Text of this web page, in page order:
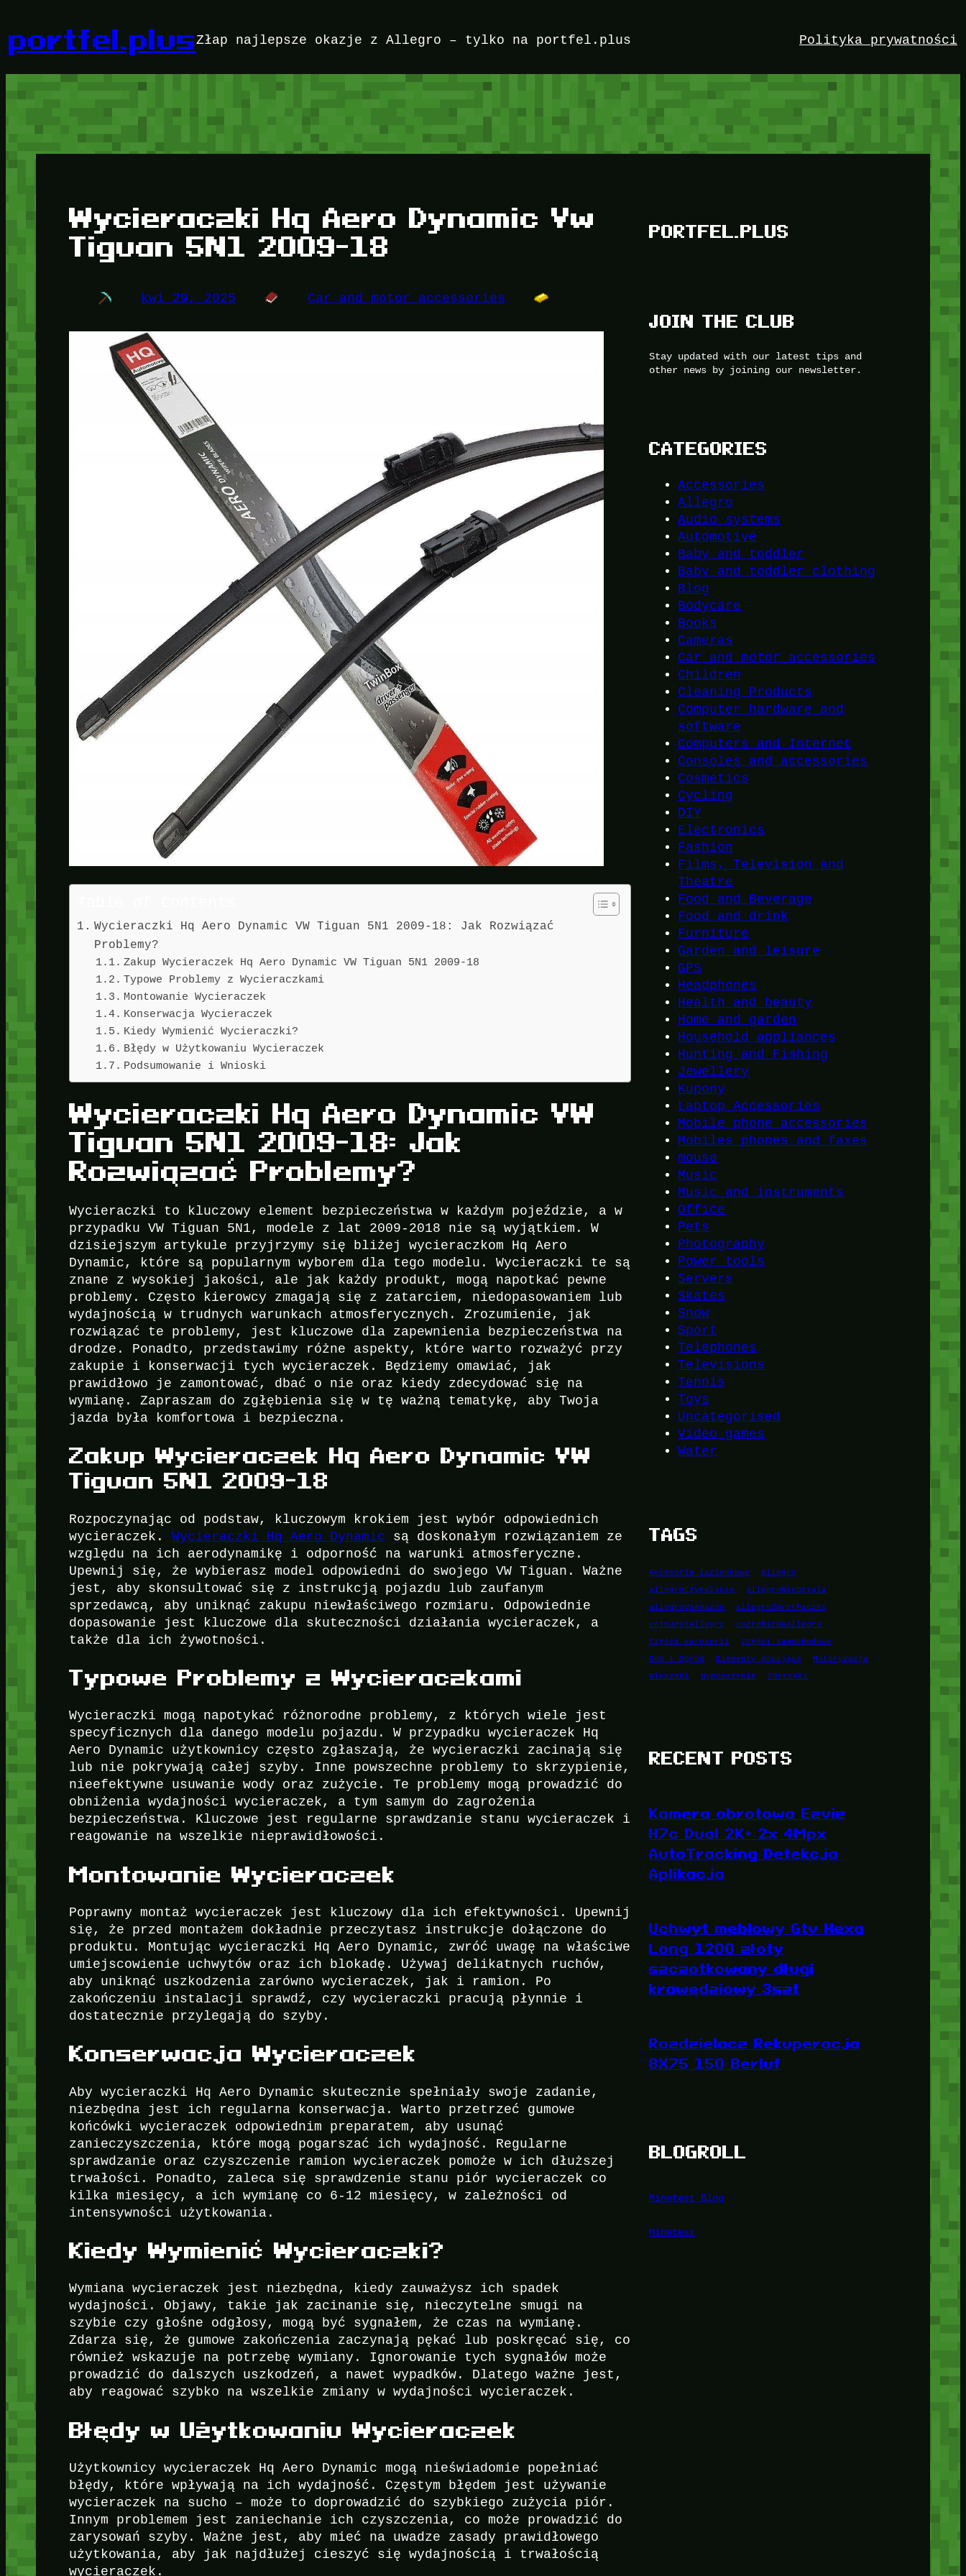
treści
portfel.plusZłap najlepsze okazje z Allegro – tylko na portfel.plus Polityka prywatności
Wycieraczki Hq Aero Dynamic Vw
Tiguan 5N1 2009-18
kwi 29, 2025 Car and motor accessories
Wycieraczki Hq Aero Dynamic VW Tiguan 5N1 2009-18: Jak Rozwiązać
Problemy?
Zakup Wycieraczek Hq Aero Dynamic VW Tiguan 5N1 2009-18
Typowe Problemy z Wycieraczkami
Montowanie Wycieraczek
Konserwacja Wycieraczek
Kiedy Wymienić Wycieraczki?
Błędy w Użytkowaniu Wycieraczek
Podsumowanie i Wnioski
Wycieraczki Hq Aero Dynamic VW
Tiguan 5N1 2009-18: Jak
Rozwiązać Problemy?
Wycieraczki to kluczowy element bezpieczeństwa w każdym pojeździe, a w
przypadku VW Tiguan 5N1, modele z lat 2009-2018 nie są wyjątkiem. W
dzisiejszym artykule przyjrzymy się bliżej wycieraczkom Hq Aero
Dynamic, które są popularnym wyborem dla tego modelu. Wycieraczki te są
znane z wysokiej jakości, ale jak każdy produkt, mogą napotkać pewne
problemy. Często kierowcy zmagają się z zatarciem, niedopasowaniem lub
wydajnością w trudnych warunkach atmosferycznych. Zrozumienie, jak
rozwiązać te problemy, jest kluczowe dla zapewnienia bezpieczeństwa na
drodze. Ponadto, przedstawimy różne aspekty, które warto rozważyć przy
zakupie i konserwacji tych wycieraczek. Będziemy omawiać, jak
prawidłowo je zamontować, dbać o nie oraz kiedy zdecydować się na
wymianę. Zapraszam do zgłębienia się w tę ważną tematykę, aby Twoja
jazda była komfortowa i bezpieczna.
Zakup Wycieraczek Hq Aero Dynamic VW
Tiguan 5N1 2009-18
Rozpoczynając od podstaw, kluczowym krokiem jest wybór odpowiednich
wycieraczek.Wycieraczki Hq Aero Dynamic są doskonałym rozwiązaniem ze
względu na ich aerodynamikę i odporność na warunki atmosferyczne.
Upewnij się, że wybierasz model odpowiedni do swojego VW Tiguan. Ważne
jest, aby skonsultować się z instrukcją pojazdu lub zaufanym
sprzedawcą, aby uniknąć zakupu niewłaściwego rozmiaru. Odpowiednie
dopasowanie jest kluczowe dla skuteczności działania wycieraczek, a
także dla ich żywotności.
Typowe Problemy z Wycieraczkami
Wycieraczki mogą napotykać różnorodne problemy, z których wiele jest
specyficznych dla danego modelu pojazdu. W przypadku wycieraczek Hq
Aero Dynamic użytkownicy często zgłaszają, że wycieraczki zacinają się
lub nie pokrywają całej szyby. Inne powszechne problemy to skrzypienie,
nieefektywne usuwanie wody oraz zużycie. Te problemy mogą prowadzić do
obniżenia wydajności wycieraczek, a tym samym do zagrożenia
bezpieczeństwa. Kluczowe jest regularne sprawdzanie stanu wycieraczek i
reagowanie na wszelkie nieprawidłowości.
Montowanie Wycieraczek
Poprawny montaż wycieraczek jest kluczowy dla ich efektywności. Upewnij
się, że przed montażem dokładnie przeczytasz instrukcje dołączone do
produktu. Montując wycieraczki Hq Aero Dynamic, zwróć uwagę na właściwe
umiejscowienie uchwytów oraz ich blokadę. Używaj delikatnych ruchów,
aby uniknąć uszkodzenia zarówno wycieraczek, jak i ramion. Po
zakończeniu instalacji sprawdź, czy wycieraczki pracują płynnie i
dostatecznie przylegają do szyby.
Konserwacja Wycieraczek
Aby wycieraczki Hq Aero Dynamic skutecznie spełniały swoje zadanie,
niezbędna jest ich regularna konserwacja. Warto przetrzeć gumowe
końcówki wycieraczek odpowiednim preparatem, aby usunąć
zanieczyszczenia, które mogą pogarszać ich wydajność. Regularne
sprawdzanie oraz czyszczenie ramion wycieraczek pomoże w ich dłuższej
trwałości. Ponadto, zaleca się sprawdzenie stanu piór wycieraczek co
kilka miesięcy, a ich wymianę co 6-12 miesięcy, w zależności od
intensywności użytkowania.
Kiedy Wymienić Wycieraczki?
Wymiana wycieraczek jest niezbędna, kiedy zauważysz ich spadek
wydajności. Objawy, takie jak zacinanie się, nieczytelne smugi na
szybie czy głośne odgłosy, mogą być sygnałem, że czas na wymianę.
Zdarza się, że gumowe zakończenia zaczynają pękać lub poskręcać się, co
również wskazuje na potrzebę wymiany. Ignorowanie tych sygnałów może
prowadzić do dalszych uszkodzeń, a nawet wypadków. Dlatego ważne jest,
aby reagować szybko na wszelkie zmiany w wydajności wycieraczek.
Błędy w Użytkowaniu Wycieraczek
Użytkownicy wycieraczek Hq Aero Dynamic mogą nieświadomie popełniać
błędy, które wpływają na ich wydajność. Częstym błędem jest używanie
wycieraczek na sucho – może to doprowadzić do szybkiego zużycia piór.
Innym problemem jest zaniechanie ich czyszczenia, co może prowadzić do
zarysowań szyby. Ważne jest, aby mieć na uwadze zasady prawidłowego
użytkowania, aby jak najdłużej cieszyć się wydajnością i trwałością
wycieraczek.
PORTFEL.PLUS
JOIN THE CLUB
Stay updated with our latest tips and
other news by joining our newsletter.
CATEGORIES
Accessories
Allegro
Audio systems
Automotive
Baby and toddler
Baby and toddler clothing
Blog
Bodycare
Books
Cameras
Car and motor accessories
Children
Cleaning Products
Computer hardware and
software
Computers and Internet
Consoles and accessories
Cosmetics
Cycling
DIY
Electronics
Fashion
Films, Television and
Theatre
Food and Beverage
Food and drink
Furniture
Garden and leisure
GPS
Headphones
Health and beauty
Home and garden
Household appliances
Hunting and Fishing
Jewellery
Kupony
Laptop Accessories
Mobile phone accessories
Mobiles phones and faxes
mouse
Music
Music and instruments
Office
Pets
Photography
Power tools
Servers
Skates
Snow
Sport
Telephones
Televisions
Tennis
Toys
Uncategorised
Video games
Water
TAGS
Akcesoria łazienkowe
Allegro
allegroCzyPolskie
allegroNieDziala
allegroVsAmazon
allegroZwrotPaczki
coToJestAllegro
coZrobićNaAllegro
Części karoserii
Części samochodowe
Dom i Ogród
Elementy mocujące
Motoryzacja
Wieszaki
Wyposażenie Zderzaki
RECENT POSTS
Kamera obrotowa Ezviz
H7c Dual 2K+ 2x 4Mpx
AutoTracking Detekcja
Aplikacja
Uchwyt meblowy Gtv Hexa
Long 1200 złoty
szczotkowany długi
krawędziowy 3szt
Rozdzielacz Rekuperacja
8X75 150 Berluf
BLOGROLL
Minetest Blog
Minetest